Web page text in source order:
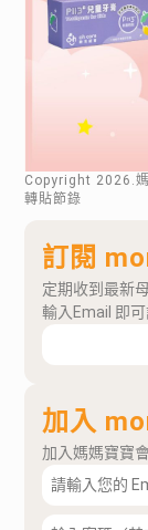
Copyright 2026 .
轉貼節錄
訂閱
定期收到最新
輸入Email 即
加入
加入媽媽寶寶